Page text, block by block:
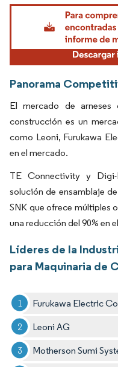
Imagen © Mordor Intelligence.
Panorama
El mercado de arneses
construcción es un
como Leoni, Furukawa
en el mercado.
TE Connectivity y
solución de ensamblaje
SNK que ofrece múltiples
una reducción del 90% en
Líderes de la
para Maquinaria de
Furukawa Electric
Leoni AG
Motherson Sumi